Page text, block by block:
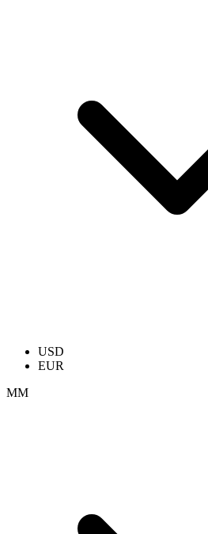
USD
EUR
ММ